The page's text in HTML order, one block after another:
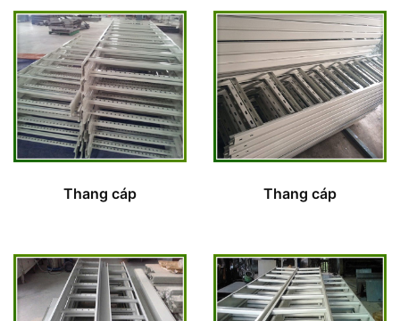
Thang cáp Thang cáp